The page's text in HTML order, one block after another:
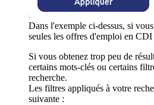
Dans l'exemple ci-dessus, si
seules les offres d'emploi en CDI
Si vous obtenez trop peu de
certains mots-clés ou certains
recherche.
Les filtres appliqués à votre
suivante :